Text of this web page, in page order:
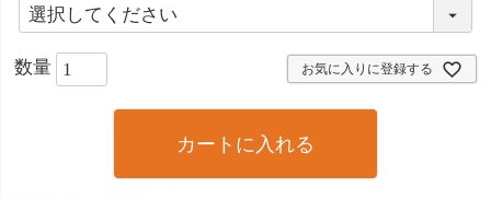
(
必
須
お気に入りに登録する
カートに入れる